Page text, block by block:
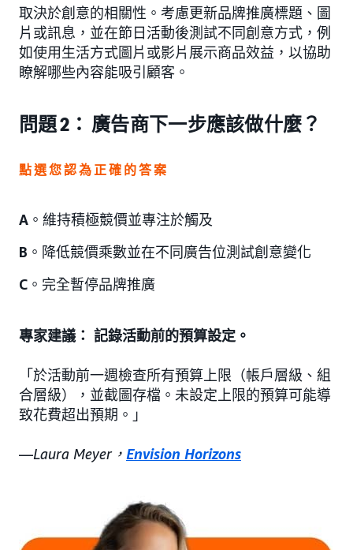
取決於創意的相關性。考慮更新品牌推廣標題、圖
片或訊息，並在節日活動後測試不同創意方式，例
如使用生活方式圖片或影片展示商品效益，以協助
瞭解哪些內容能吸引顧客。
問題 2： 廣告商下一步應該做什麼？
點選您認為正確的答案
A 。維持積極競價並專注於觸及
B 。降低競價乘數並在不同廣告位測試創意變化
C 。完全暫停品牌推廣
專家建議： 記錄活動前的預算設定。
「於活動前一週檢查所有預算上限（帳戶層級、組
合層級），並截圖存檔。未設定上限的預算可能導
致花費超出預期。」
—Laura Meyer， Envision Horizons